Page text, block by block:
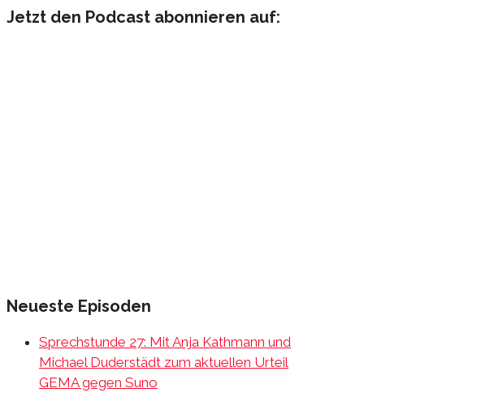
Jetzt den Podcast abonnieren auf:
Neueste Episoden
Sprechstunde 27: Mit Anja Kathmann und
Michael Duderstädt zum aktuellen Urteil
GEMA gegen Suno